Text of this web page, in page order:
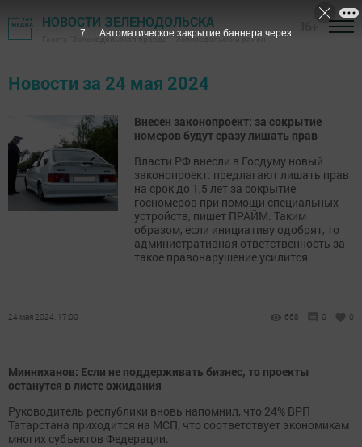
НОВОСТИ ЗЕЛЕНОДОЛЬСКА
Газета "Зеленодольская правда" - Зеленодольский район
Новости за 24 мая 2024
Внесен законопроект: за сокрытие
номеров будут сразу лишать прав
Власти РФ внесли в Госдуму новый
законопроект: предлагают лишать прав
на срок до 1,5 лет за сокрытие
госномеров при помощи специальных
устройств, пишет ПРАЙМ. Таким
образом, если инициативу одобрят, то
административная ответственность за
такое правонарушение усилится
24 мая 2024, 17:00 668 0 0
Минниханов: Если не поддерживать бизнес, то проекты
останутся в листе ожидания
Руководитель республики вновь напомнил, что 24% ВРП
Татарстана приходится на МСП, что соответствует экономикам
многих субъектов Федерации.
6 Автоматическое закрытие баннера через